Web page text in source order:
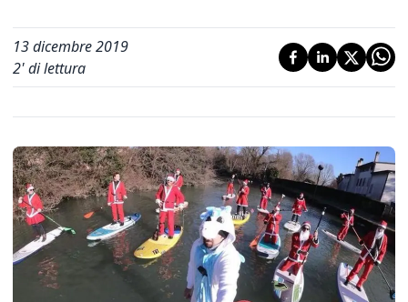
13 dicembre 2019
2' di lettura